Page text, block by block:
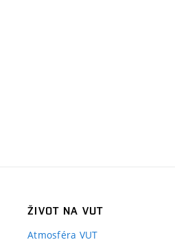
ŽIVOT NA VUT
Atmosféra VUT